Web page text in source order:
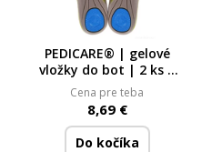
PEDICARE® | gelové
vložky do bot | 2 ks |
velikost 41–45 | pro
pohodlný došlap
Cena pre teba
8,69 €
Do kočíka